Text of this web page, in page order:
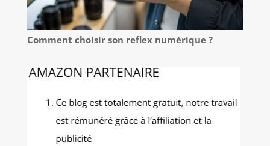
Comment choisir son reflex numérique ?